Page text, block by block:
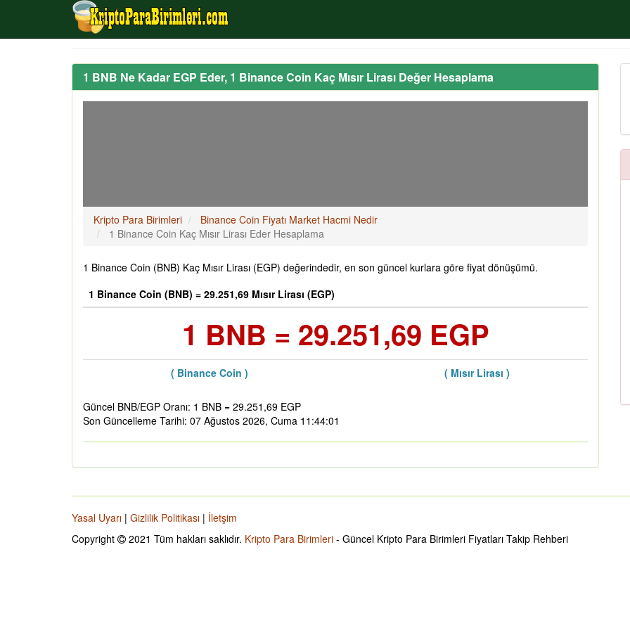
1 BNB Ne Kadar EGP Eder, 1 Binance Coin Kaç Mısır Lirası Değer Hesaplama
Kripto Para Birimleri
Binance Coin Fiyatı Market Hacmi Nedir
1 Binance Coin Kaç Mısır Lirası Eder Hesaplama
1 Binance Coin (BNB) Kaç Mısır Lirası (EGP) değerindedir, en son güncel kurlara göre fiyat dönüşümü.
1 Binance Coin (BNB) = 29.251,69 Mısır Lirası (EGP)
1 BNB = 29.251,69 EGP
( Binance Coin ) ( Mısır Lirası )
Güncel BNB/EGP Oranı: 1 BNB = 29.251,69 EGP
Son Güncelleme Tarihi: 07 Ağustos 2026, Cuma 11:44:01
Yasal Uyarı | Gizlilik Politikası | İletşim
Copyright
2021 Tüm hakları saklıdır. Kripto Para Birimleri - Güncel Kripto Para Birimleri Fiyatları Takip Rehberi